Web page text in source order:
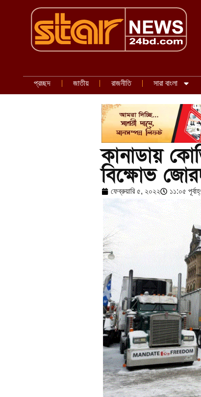
প্রচ্ছদ জাতীয় রাজনীতি সারা বাংলা
কানাডায়
বিক্ষোভ
ফেব্রুয়ারি ৫, ২০২২ ১১:০৫